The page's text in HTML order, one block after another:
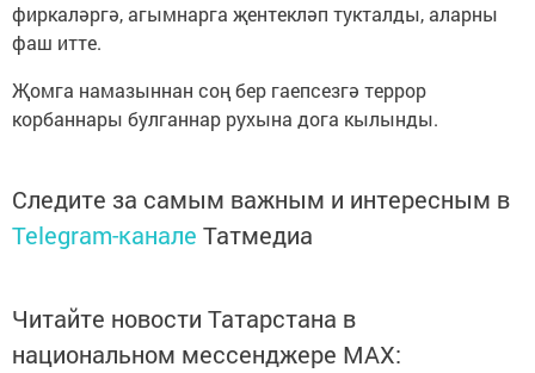
фиркаләргә, агымнарга җентекләп тукталды, аларны
фаш итте.
Җомга намазыннан соң бер гаепсезгә террор
корбаннары булганнар рухына дога кылынды.
Следите за самым важным и интересным в
Telegram-канале Татмедиа
Читайте новости Татарстана в
национальном мессенджере MАХ: